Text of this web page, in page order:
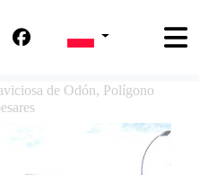
de Odón, Polígono